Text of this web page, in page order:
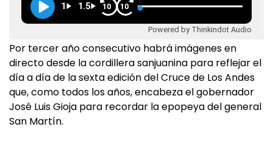
1 1.5 10 10
Powered by Thinkindot Audio
Por tercer año consecutivo habrá imágenes en
directo desde la cordillera sanjuanina para reflejar el
día a día de la sexta edición del Cruce de Los Andes
que, como todos los años, encabeza el gobernador
José Luis Gioja para recordar la epopeya del general
San Martín.